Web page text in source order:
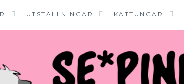
UTSTÄLLNINGAR KATTUNGAR